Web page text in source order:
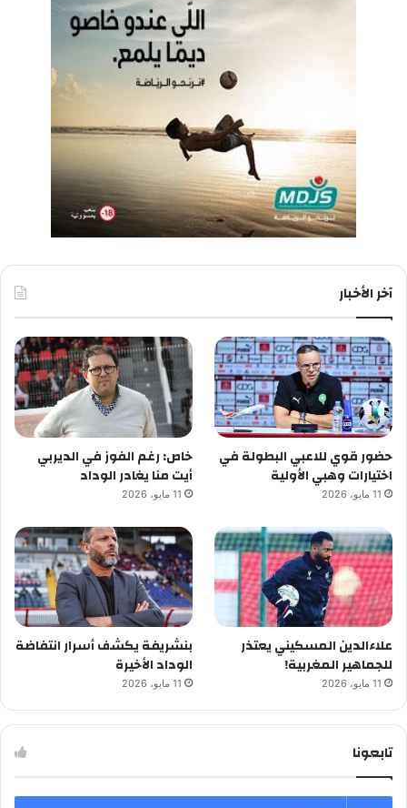
آخر الأخبار
حضور قوي للاعبي البطولة في
اختيارات وهبي الأولية
11 مايو، 2026
خاص: رغم الفوز في الديربي
أيت منا يغادر الوداد
11 مايو، 2026
علاءالدين المسكيني يعتذر
للجماهير المغربية!
11 مايو، 2026
بنشريفة يكشف أسرار انتفاضة
الوداد الأخيرة
11 مايو، 2026
تابعونا